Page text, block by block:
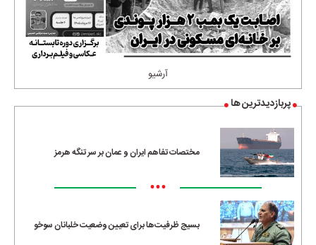
آرشیو
پربازدیدترین ها
مختصات تفاهم ایران و عمان بر سر تنگه هرمز
•••
بسیج ظرفیت‌ها برای تعیین وضعیت خلبانان سوخو